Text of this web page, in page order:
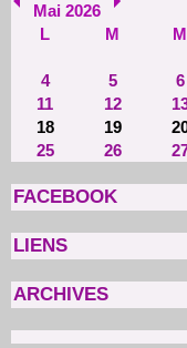
Mai 2026
L
M M
4
5 6
11
12
18
19
25
26
FACEBOOK
LIENS
ARCHIVES